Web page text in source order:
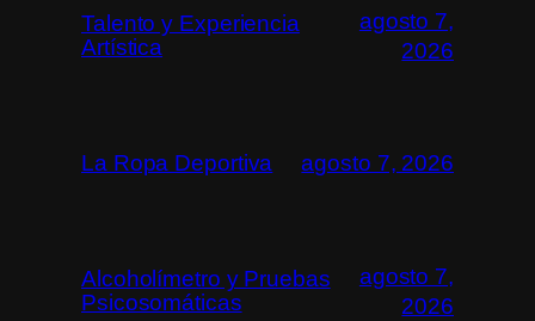
Talento y Experiencia
Artística
agosto 7,
2026
La Ropa Deportiva agosto 7, 2026
Alcoholímetro y Pruebas
Psicosomáticas
agosto 7,
2026